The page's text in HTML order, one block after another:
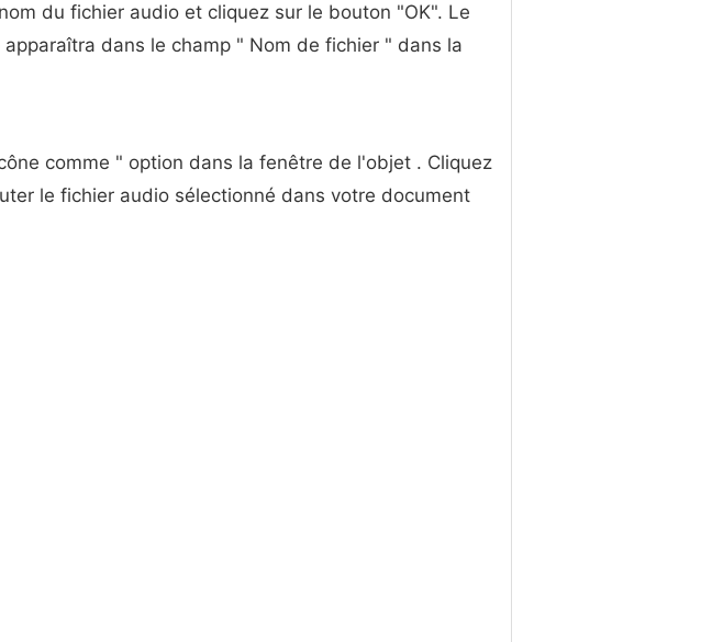
du fichier audio et cliquez sur le bouton "OK". Le
dans le champ " Nom de fichier " dans la
comme " option dans la fenêtre de l'objet . Cliquez
le fichier audio sélectionné dans votre document